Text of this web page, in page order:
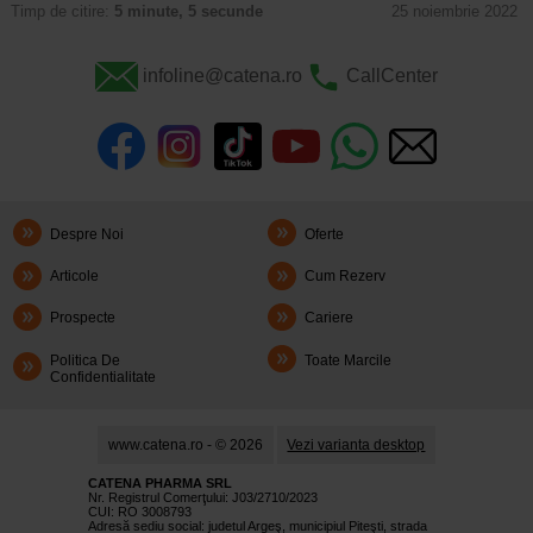
Timp de citire: 5 minute, 5 secunde 25 noiembrie 2022
infoline@catena.ro CallCenter
Despre Noi Oferte
Articole Cum Rezerv
Prospecte Cariere
Politica De
Confidentialitate
Toate Marcile
www.catena.ro - © 2026 Vezi varianta desktop
CATENA PHARMA SRL
Nr. Registrul Comerţului: J03/2710/2023
CUI: RO 3008793
Adresă sediu social: judetul Argeş, municipiul Piteşti, strada